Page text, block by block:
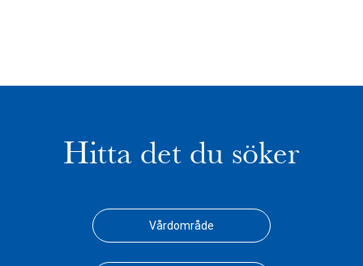
Hitta det du söker
Vårdområde